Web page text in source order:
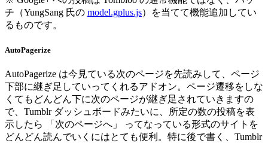
チ（YungSang 氏の model.gplus.js）を当てて機能追加してい
るものです。
AutoPagerize
AutoPagerize は今見ている次のページを先読みして、ページ
下部に継ぎ足していってくれるアドオン。ページ遷移をしな
くてもどんどん下に次のページが継ぎ足されていきますの
で、Tumblr ダッシュボードみたいに、所定の数の投稿を表
示したら 「次のページへ」 ってなっている形式のサイトを
どんどん読んでいくにはとても便利。特に後で書く、Tumblr